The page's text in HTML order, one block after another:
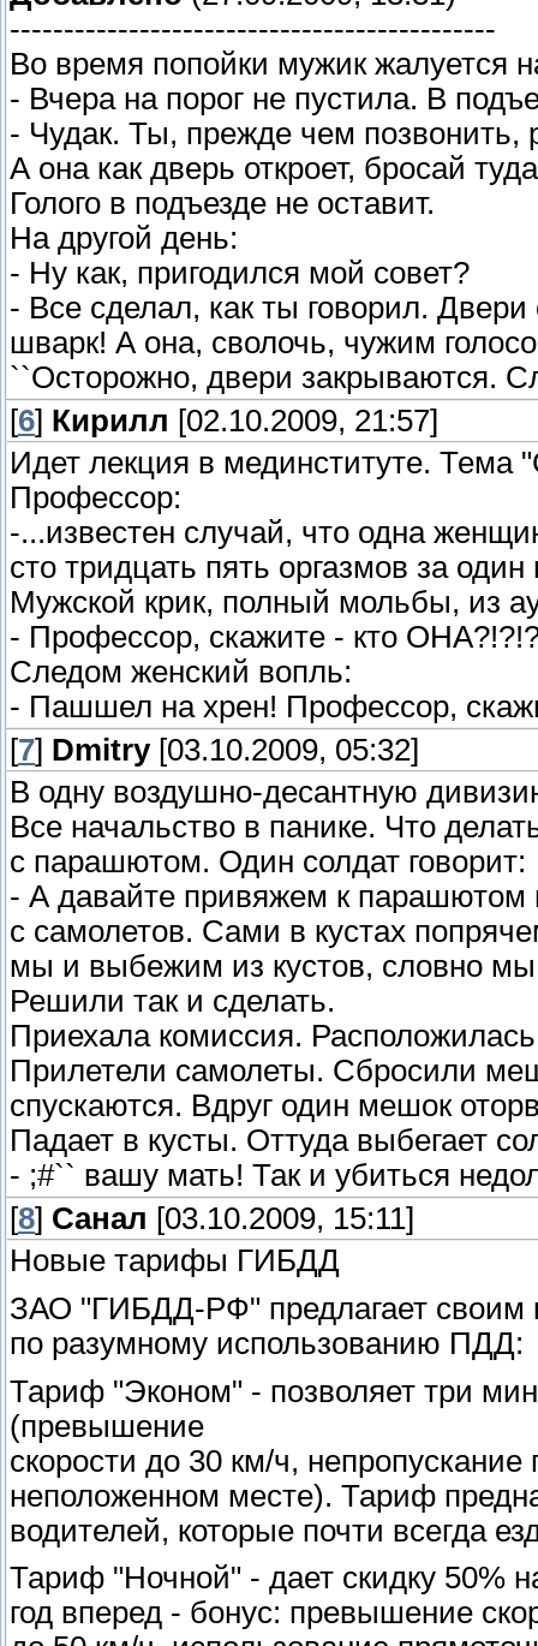
---------------------------------------------
Во время попойки мужик жалуется
- Вчера на порог не пустила. В
- Чудак. Ты, прежде чем позвонить,
А она как дверь откроет, бросай
Голого в подъезде не оставит.
На другой день:
- Ну как, пригодился мой совет?
- Все сделал, как ты говорил.
шварк! А она, сволочь, чужим
``Осторожно, двери закрываются.
[6] Кирилл [02.10.2009, 21:57]
Идет лекция в мединституте. Тема
Профессор:
-...известен случай, что одна
сто тридцать пять оргазмов за один
Мужской крик, полный мольбы, из
- Профессор, скажите - кто
Следом женский вопль:
- Пашшел на хрен! Профессор,
[7] Dmitry[03.10.2009, 05:32]
В одну воздушно-десантную
Все начальство в панике. Что
с паpашютом. Один солдат говоpит:
- А давайте пpивяжем к
с самолетов. Сами в кустах
мы и выбежим из кустов, словно
Решили так и сделать.
Пpиехала комиссия.
Пpилетели самолеты. Сбpосили
спускаются. Вдpуг один мешок
Падает в кусты. Оттуда выбегает
- ;#`` вашу мать! Так и убиться
[8] Санал [03.10.2009, 15:11]
Новые тарифы ГИБДД
ЗАО "ГИБДД-РФ" предлагает своим
по разумному использованию ПДД:
Тариф "Эконом" - позволяет три
(превышение
скорости до 30 км/ч,
неположенном месте). Тариф
водителей, которые почти всегда
Тариф "Ночной" - дает скидку 50%
год вперед - бонус: превышение